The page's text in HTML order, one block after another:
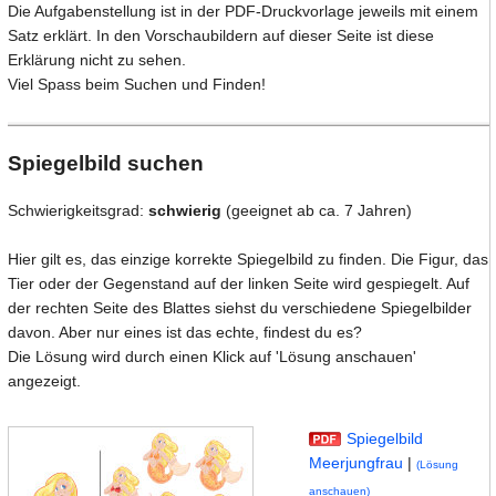
Die Aufgabenstellung ist in der PDF-Druckvorlage jeweils mit einem
Satz erklärt. In den Vorschaubildern auf dieser Seite ist diese
Erklärung nicht zu sehen.
Viel Spass beim Suchen und Finden!
Spiegelbild suchen
Schwierigkeitsgrad:schwierig (geeignet ab ca. 7 Jahren)
Hier gilt es, das einzige korrekte Spiegelbild zu finden. Die Figur, das
Tier oder der Gegenstand auf der linken Seite wird gespiegelt. Auf
der rechten Seite des Blattes siehst du verschiedene Spiegelbilder
davon. Aber nur eines ist das echte, findest du es?
Die Lösung wird durch einen Klick auf 'Lösung anschauen'
angezeigt.
Spiegelbild
Meerjungfrau |(Lösung
anschauen)